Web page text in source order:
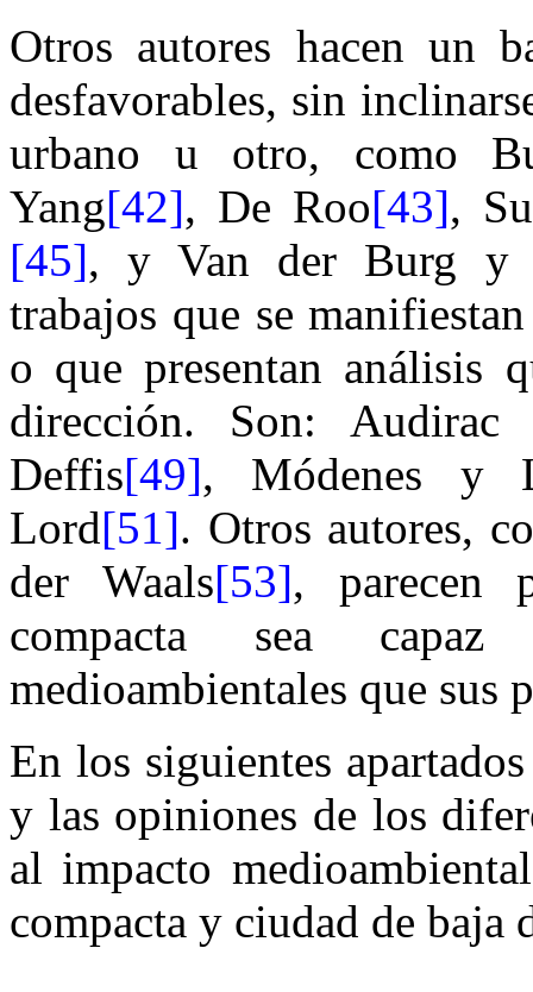
Otros autores hacen un
desfavorables, sin
urbano u otro, como
Yang[42], De Roo[43],
[45], y Van der Burg y
trabajos que se
o que presentan análisis
dirección. Son: Audirac
Deffis[49], Módenes y
Lord[51]. Otros autores,
der Waals[53], parecen
compacta sea
medioambientales que sus
En los siguientes
y las opiniones de los
al impacto
compacta y ciudad de baja